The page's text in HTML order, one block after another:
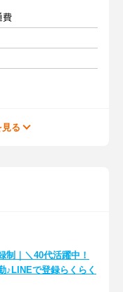
費
る
制｜＼40代活躍中！
♪LINEで登録らくらく